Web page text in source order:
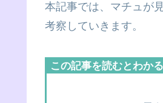
本記事では、マチュが
考察していきます。
この記事を読むとわか